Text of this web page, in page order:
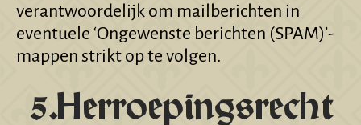
verantwoordelijk om mailberichten in
eventuele ‘Ongewenste berichten (SPAM)’-
mappen strikt op te volgen.
5.Herroepingsrecht